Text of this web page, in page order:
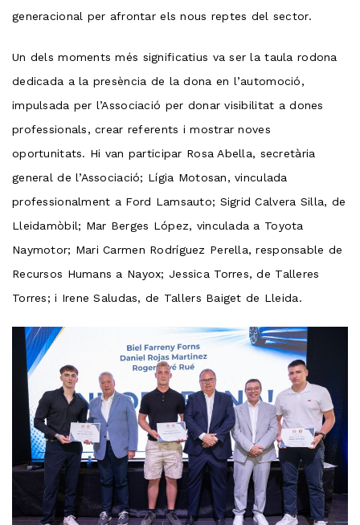
generacional per afrontar els nous reptes del sector.
Un dels moments més significatius va ser la taula rodona
dedicada a la presència de la dona en l’automoció,
impulsada per l’Associació per donar visibilitat a dones
professionals, crear referents i mostrar noves
oportunitats. Hi van participar Rosa Abella, secretària
general de l’Associació; Lígia Motosan, vinculada
professionalment a Ford Lamsauto; Sigrid Calvera Silla, de
Lleidamòbil; Mar Berges López, vinculada a Toyota
Naymotor; Mari Carmen Rodríguez Perella, responsable de
Recursos Humans a Nayox; Jessica Torres, de Talleres
Torres; i Irene Saludas, de Tallers Baiget de Lleida.